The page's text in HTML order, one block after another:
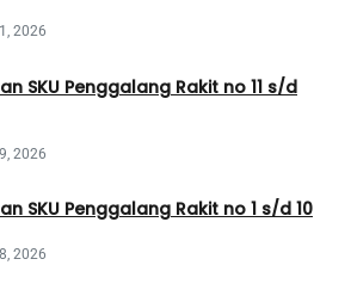
2026
SKU Penggalang Rakit no 11 s/d
2026
SKU Penggalang Rakit no 1 s/d 10
2026